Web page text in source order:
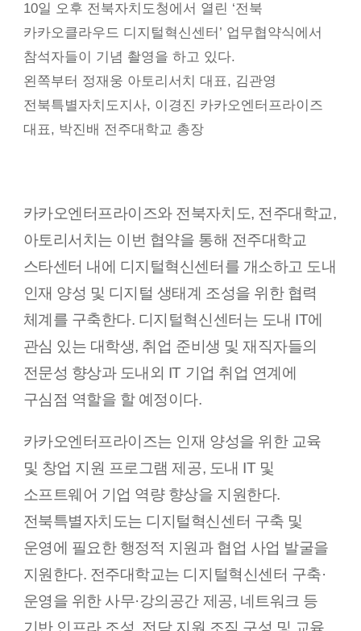
10일 오후 전북자치도청에서 열린 ‘전북
카카오클라우드 디지털혁신센터’ 업무협약식에서
참석자들이 기념 촬영을 하고 있다.
왼쪽부터 정재웅 아토리서치 대표, 김관영
전북특별자치도지사, 이경진 카카오엔터프라이즈
대표, 박진배 전주대학교 총장
카카오엔터프라이즈와 전북자치도, 전주대학교,
아토리서치는 이번 협약을 통해 전주대학교
스타센터 내에 디지털혁신센터를 개소하고 도내
인재 양성 및 디지털 생태계 조성을 위한 협력
체계를 구축한다. 디지털혁신센터는 도내 IT에
관심 있는 대학생, 취업 준비생 및 재직자들의
전문성 향상과 도내외 IT 기업 취업 연계에
구심점 역할을 할 예정이다.
카카오엔터프라이즈는 인재 양성을 위한 교육
및 창업 지원 프로그램 제공, 도내 IT 및
소프트웨어 기업 역량 향상을 지원한다.
전북특별자치도는 디지털혁신센터 구축 및
운영에 필요한 행정적 지원과 협업 사업 발굴을
지원한다. 전주대학교는 디지털혁신센터 구축·
운영을 위한 사무·강의공간 제공, 네트워크 등
기반 인프라 조성, 전담 지원 조직 구성 및 교육